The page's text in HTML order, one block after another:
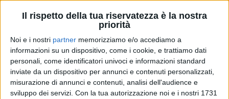
Il rispetto della tua riservatezza è la nostra
priorità
Noi e i nostri partner memorizziamo e/o accediamo a
informazioni su un dispositivo, come i cookie, e trattiamo dati
personali, come identificatori univoci e informazioni standard
inviate da un dispositivo per annunci e contenuti personalizzati,
misurazione di annunci e contenuti, analisi dell'audience e
sviluppo dei servizi. Con la tua autorizzazione noi e i nostri 1731
NUOVO LOOK BIONDO 25 set 2024